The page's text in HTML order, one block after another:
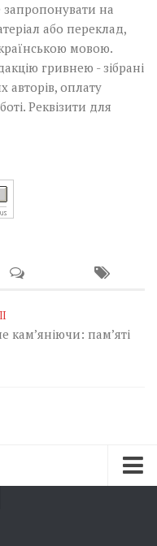
запропонувати на
або переклад,
мовою.
гривнею - зібрані
авторів, оплату
Реквізити для
кам’яніючи: пам’яті